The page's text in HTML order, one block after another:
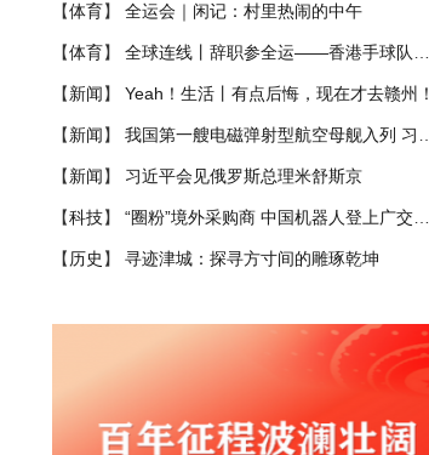
【体育】 全运会｜闲记：村里热闹的中午
【体育】 全球连线丨辞职参全运——香港手球队的“热血奇迹”
【新闻】 Yeah！生活丨有点后悔，现在才去赣州！
【新闻】 我国第一艘电磁弹射型航空母舰入列 习近平出席入列授旗仪式并登舰视察
【新闻】 习近平会见俄罗斯总理米舒斯京
【科技】 “圈粉”境外采购商 中国机器人登上广交会“主舞台”
【 历史 】 寻迹津城：探寻方寸间的雕琢乾坤